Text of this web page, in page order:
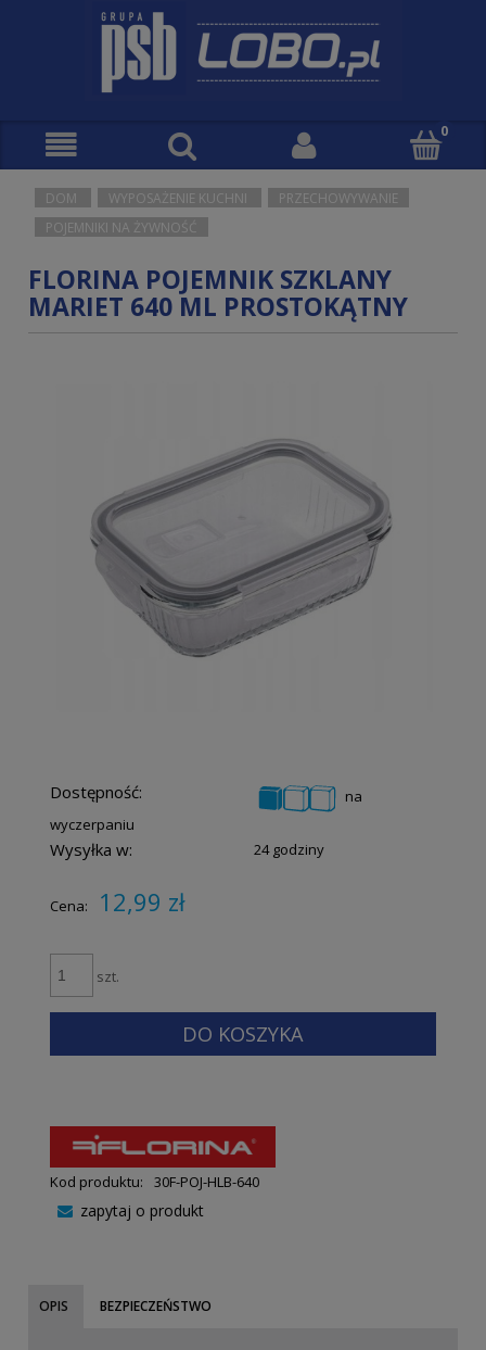
DOM WYPOSAŻENIE KUCHNI
PRZECHOWYWANIE
POJEMNIKI NA ŻYWNOŚĆ
FLORINA POJEMNIK SZKLANY
MARIET 640 ML PROSTOKĄTNY
Dostępność:
na
wyczerpaniu
Wysyłka w: 24 godziny
Cena: 12,99 zł
szt.
DO KOSZYKA
Kod produktu: 30F-POJ-HLB-640
zapytaj o produkt
OPIS BEZPIECZEŃSTWO